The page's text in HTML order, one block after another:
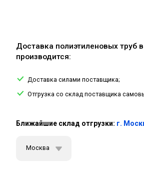
Доставка полиэтиленовых труб
производится:
Доставка силами поставщика;
Отгрузка со склад поставщика
Ближайшие склад отгрузки: г.
Москва